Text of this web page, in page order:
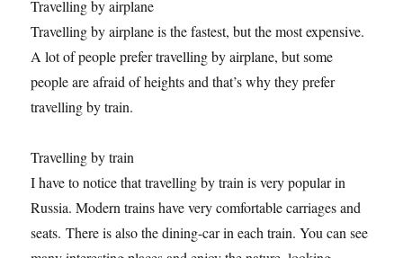
Travelling by airplane
Travelling by airplane is the fastest, but the most expensive.
A lot of people prefer travelling by airplane, but some
people are afraid of heights and that’s why they prefer
travelling by train.
Travelling by train
I have to notice that travelling by train is very popular in
Russia. Modern trains have very comfortable carriages and
seats. There is also the dining-car in each train. You can see